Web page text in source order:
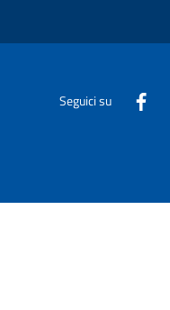
Seguici su